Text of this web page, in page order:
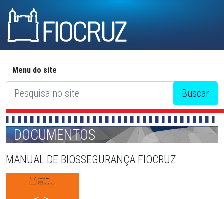
Menu do site
DOCUMENTOS
MANUAL DE BIOSSEGURANÇA FIOCRUZ